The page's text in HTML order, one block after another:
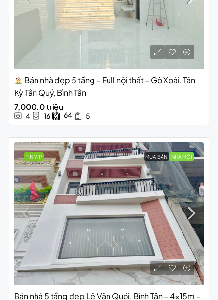
Bán nhà đẹp 5 tầng – Full nội thất – Gò Xoài, Tân
Kỳ Tân Quý, Bình Tân
7,000.0 triệu
4 16 64 5
TIN VIP MUA BÁN NHÀ MỚI
Bán nhà 5 tầng đẹp Lê Văn Quới, Bình Tân – 4x15m –